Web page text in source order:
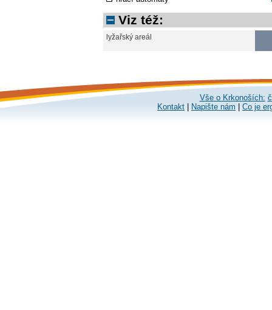
Viz též:
lyžařský areál
Vše o Krkonoších:
Kontakt
Napište nám Co je